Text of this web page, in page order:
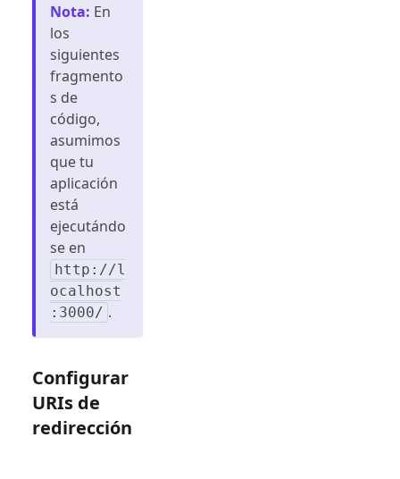
Nota: En
los
siguientes
fragmento
s de
código,
asumimos
que tu
aplicación
está
ejecutándo
se en
http://l
ocalhost
:3000/ .
Configurar
URIs de
redirección